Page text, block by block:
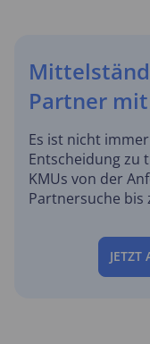
Partner
Es ist nicht
Entscheidung zu
KMUs von der
Partnersuche bis
JETZT